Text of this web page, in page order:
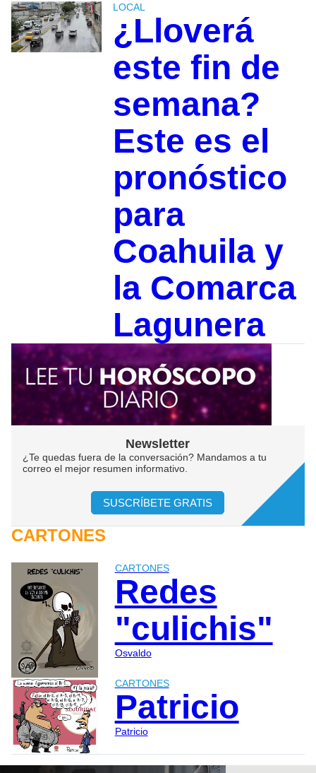
LOCAL
¿Lloverá
este fin de
semana?
Este es el
pronóstico
para
Coahuila y
la Comarca
Lagunera
Newsletter
¿Te quedas fuera de la conversación? Mandamos a tu
correo el mejor resumen informativo.
SUSCRÍBETE GRATIS
CARTONES
CARTONES
Redes
"culichis"
Osvaldo
CARTONES
Patricio
Patricio